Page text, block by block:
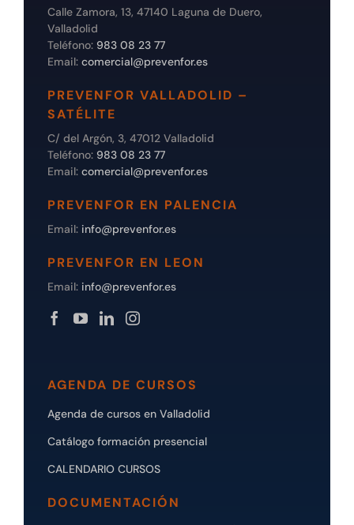
Calle Zamora, 13, 47140 Laguna de Duero,
Valladolid
Teléfono: 983 08 23 77
Email: comercial@prevenfor.es
PREVENFOR VALLADOLID –
SATÉLITE
C/ del Argón, 3, 47012 Valladolid
Teléfono: 983 08 23 77
Email: comercial@prevenfor.es
PREVENFOR EN PALENCIA
Email: info@prevenfor.es
PREVENFOR EN LEON
Email: info@prevenfor.es
AGENDA DE CURSOS
Agenda de cursos en Valladolid
Catálogo formación presencial
CALENDARIO CURSOS
DOCUMENTACIÓN